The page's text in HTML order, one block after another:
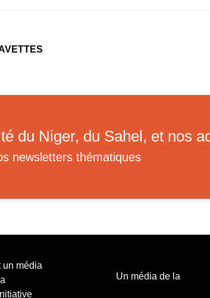
du Niger, du Sahel, et nos
newsletters thématiques
un média
Un média de la